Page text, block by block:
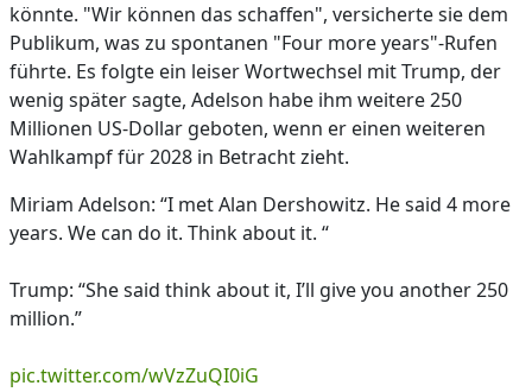
könnte. "Wir können das schaffen", versicherte sie dem
Publikum, was zu spontanen "Four more years"-Rufen
führte. Es folgte ein leiser Wortwechsel mit Trump, der
wenig später sagte, Adelson habe ihm weitere 250
Millionen US-Dollar geboten, wenn er einen weiteren
Wahlkampf für 2028 in Betracht zieht.
Miriam Adelson: “I met Alan Dershowitz. He said 4 more
years. We can do it. Think about it. “
Trump: “She said think about it, I’ll give you another 250
million.”
pic.twitter.com/wVzZuQI0iG